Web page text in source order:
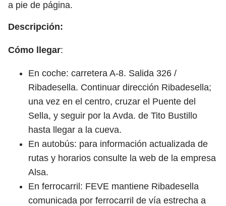
a pie de página.
Descripción:
Cómo llegar:
En coche: carretera A-8. Salida 326 /
Ribadesella. Continuar dirección Ribadesella;
una vez en el centro, cruzar el Puente del
Sella, y seguir por la Avda. de Tito Bustillo
hasta llegar a la cueva.
En autobús: para información actualizada de
rutas y horarios consulte la web de la empresa
Alsa.
En ferrocarril: FEVE mantiene Ribadesella
comunicada por ferrocarril de vía estrecha a